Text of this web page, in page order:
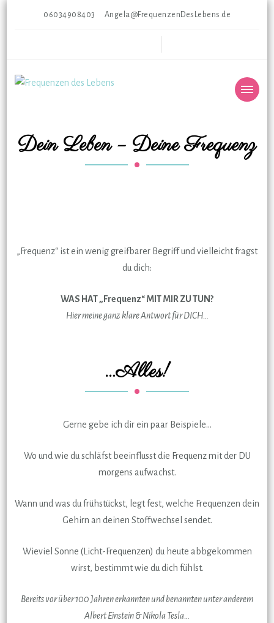
06034908403 Angela@FrequenzenDesLebens.de
Frequenzen des Lebens
Dein Leben – Deine Frequenz
„Frequenz“ ist ein wenig greifbarer Begriff und vielleicht fragst
du dich:
WAS HAT „Frequenz“ MIT MIR ZU TUN?
Hier meine ganz klare Antwort für DICH…
…Alles!
Gerne gebe ich dir ein paar Beispiele…
Wo und wie du schläfst beeinflusst die Frequenz mit der DU
morgens aufwachst.
Wann und was du frühstückst, legt fest, welche Frequenzen dein
Gehirn an deinen Stoffwechsel sendet.
Wieviel Sonne (Licht-Frequenzen) du heute abbgekommen
wirst, bestimmt wie du dich fühlst.
Bereits vor über 100 Jahren erkannten und benannten unter anderem
Albert Einstein & Nikola Tesla…